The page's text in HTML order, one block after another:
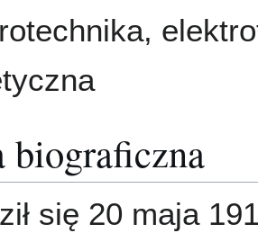
biograficzna
się 20 maja